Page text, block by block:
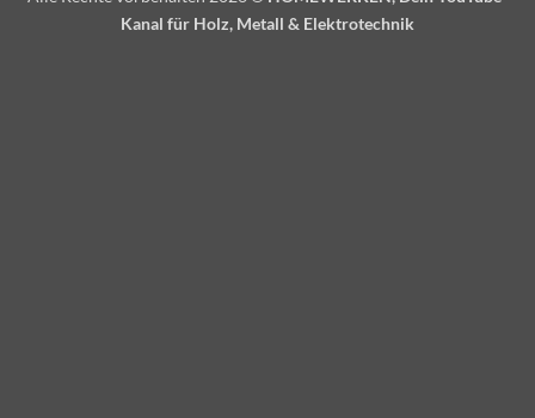
Kanal für Holz, Metall & Elektrotechnik